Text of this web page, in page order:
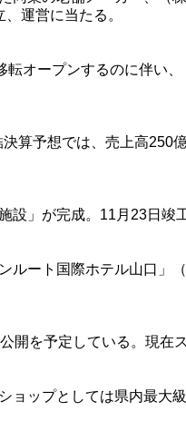
運営に当たる。
オープンするのに伴い
算予想では、売上高250
」が完成。11月23日竣
ート国際ホテル山口」
を予定している。現在
ップとしては県内最大級